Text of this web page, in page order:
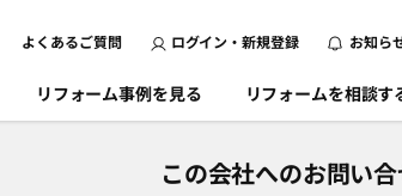
よくあるご質問 ログイン・新規登録 お知ら
リフォーム事例を見る リフォームを相談す
この会社へのお問い